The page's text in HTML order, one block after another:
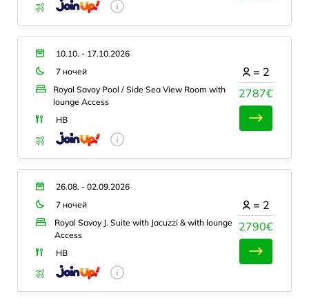
10.10. - 17.10.2026
7 ночей
Royal Savoy Pool / Side Sea View Room with
lounge Access
HB
2787€
= 2
26.08. - 02.09.2026
7 ночей
Royal Savoy J. Suite with Jacuzzi & with lounge
Access
HB
2790€
= 2